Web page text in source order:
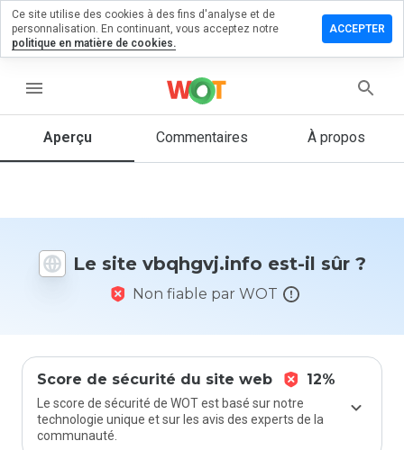
menu
Aperçu Commentaires À propos
Le site vbqhgvj.info est-il sûr ?
Non fiable par WOT
Score de sécurité du site web 12%
Le score de sécurité de WOT est basé sur notre
technologie unique et sur les avis des experts de la
communauté.
un
1 et 5
vous à ce
site ?
Ce site utilise des cookies à des fins d'analyse et de
personnalisation. En continuant, vous acceptez notre
politique en matière de cookies.
ACCEPTER